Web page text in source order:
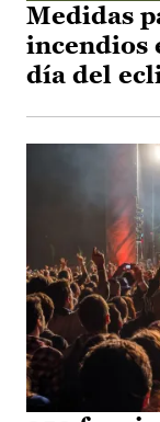
Medidas
incendios
día del